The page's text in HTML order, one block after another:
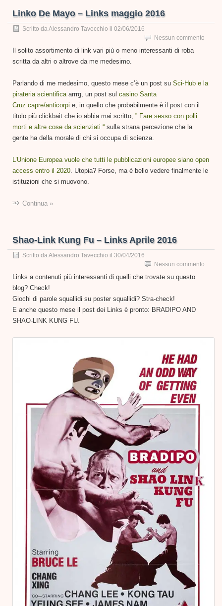
Linko De Mayo – Links maggio 2016
Scritto da Alessandro Tavecchio il 02/06/2016
Nessun commento
Il solito assortimento di link vari più o meno interessanti di roba
scritta da altri o altrove da me medesimo.
Parlando di me medesimo, questo mese c’è un post su Sci-Hub e la
pirateria scientifica arrrg, un post sul casino Santa
Cruz capre/anticorpi e, in quello che probabilmente è il post con il
titolo più clickbait che io abbia mai scritto, ” Fare sesso con polli
morti e altre cose da scienziati “ sulla strana percezione che la
gente ha della morale di chi si occupa di scienza.
L’Unione Europea vuole che tutti le pubblicazioni europee siano open
access entro il 2020 . Utopia? Forse, ma è bello vedere finalmente le
istituzioni che si muovono.
Continua »
Shao-Link Kung Fu – Links Aprile 2016
Scritto da Alessandro Tavecchio il 30/04/2016
Nessun commento
Links a contenuti più interessanti di quelli che trovate su questo
blog? Check!
Giochi di parole squallidi su poster squallidi? Stra-check!
E anche questo mese il post dei Links è pronto: BRADIPO AND
SHAO-LINK KUNG FU.